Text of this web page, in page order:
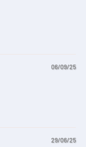
06/09/25
29/06/25